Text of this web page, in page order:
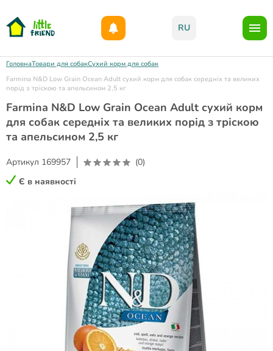
RU
ГоловнаТовари для собакСухий корм для собак
Farmina N&D Low Grain Ocean Adult сухий корм для собак середніх та великих
порід з тріскою та апельсином 2,5 кг
Farmina N&D Low Grain Ocean Adult сухий корм
для собак середніх та великих порід з тріскою
та апельсином 2,5 кг
Артикул 169957
(0)
Є в наявності